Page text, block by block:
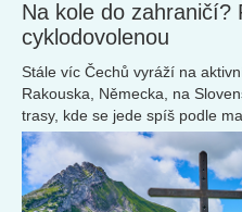
Na kole do zahraničí?
cyklodovolenou
Stále víc Čechů vyráží na
Rakouska, Německa, na
trasy, kde se jede spíš podle
programu.